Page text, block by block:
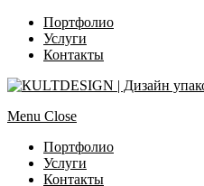
Портфолио
Услуги
Контакты
Menu Close
Портфолио
Услуги
Контакты